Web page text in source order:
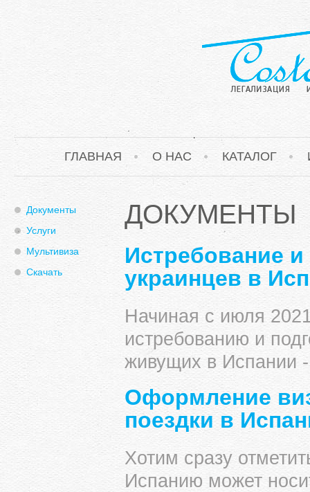
ГЛАВНАЯ О НАС КАТАЛОГ
Документы
Услуги
Мультивиза
Скачать
ДОКУМЕНТЫ
Истребование
украинцев в
Начиная с июля
истребованию и
живущих в Испании
Оформление
поездки в
Хотим сразу
Испанию может